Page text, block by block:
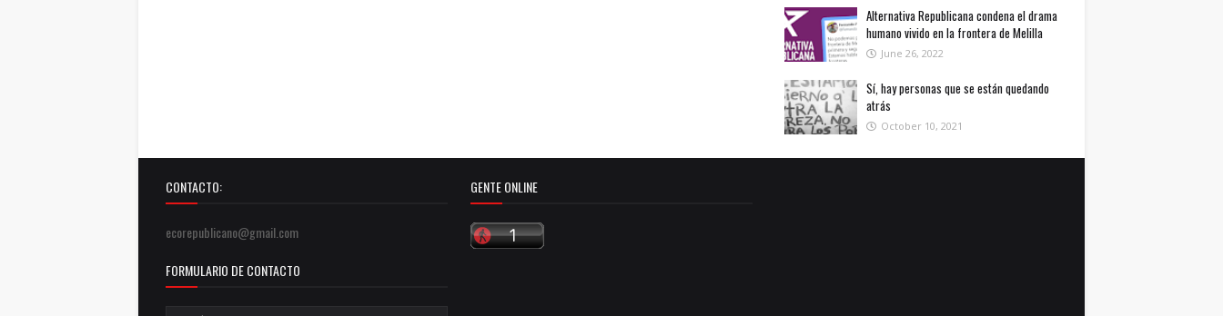
Alternativa Republicana condena el drama
humano vivido en la frontera de Melilla
June 26, 2022
Sí, hay personas que se están quedando
atrás
October 10, 2021
CONTACTO:
ecorepublicano@gmail.com
FORMULARIO DE CONTACTO
GENTE ONLINE